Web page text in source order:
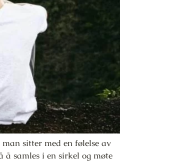
sitter med en følelse av
å samles i en sirkel og møte